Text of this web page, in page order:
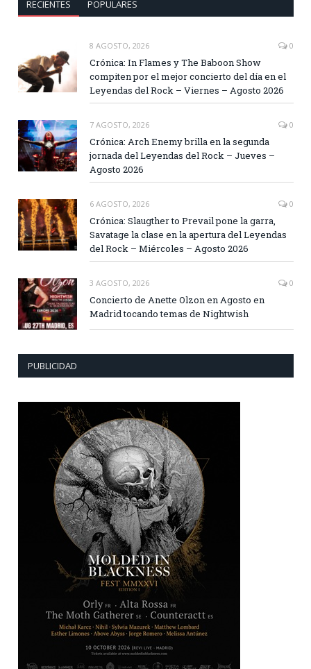
RECIENTES POPULARES
8 AGOSTO, 2026 0
Crónica: In Flames y The Baboon Show
compiten por el mejor concierto del día en el
Leyendas del Rock – Viernes – Agosto 2026
7 AGOSTO, 2026 0
Crónica: Arch Enemy brilla en la segunda
jornada del Leyendas del Rock – Jueves –
Agosto 2026
6 AGOSTO, 2026 0
Crónica: Slaugther to Prevail pone la garra,
Savatage la clase en la apertura del Leyendas
del Rock – Miércoles – Agosto 2026
3 AGOSTO, 2026 0
Concierto de Anette Olzon en Agosto en
Madrid tocando temas de Nightwish
PUBLICIDAD